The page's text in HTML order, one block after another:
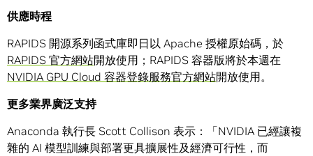
供應時程
RAPIDS 開源系列函式庫即日以 Apache 授權原始碼，於
RAPIDS 官方網站開放使用；RAPIDS 容器版將於本週在
NVIDIA GPU Cloud 容器登錄服務官方網站開放使用。
更多業界廣泛支持
Anaconda 執行長 Scott Collison 表示：「NVIDIA 已經讓複
雜的 AI 模型訓練與部署更具擴展性及經濟可行性，而